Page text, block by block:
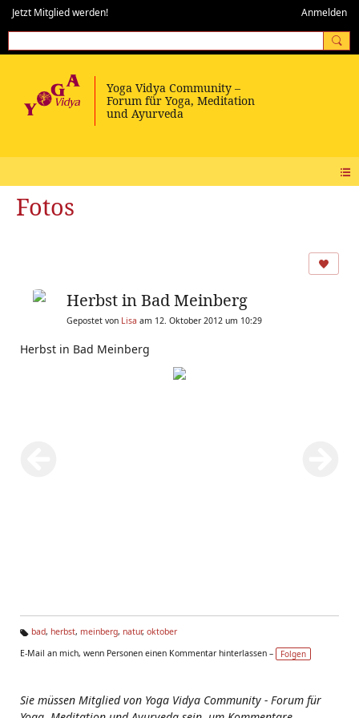
Jetzt Mitglied werden! Anmelden
Fotos
Herbst in Bad Meinberg
Gepostet von Lisa am 12. Oktober 2012 um 10:29
Herbst in Bad Meinberg
g
bad, herbst, meinberg, natur, oktober
E-Mail an mich, wenn Personen einen Kommentar hinterlassen –
Folgen
Sie müssen Mitglied von Yoga Vidya Community - Forum für